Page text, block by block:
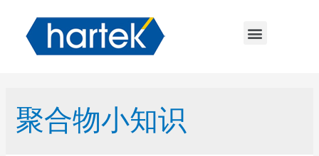
聚合物小知识